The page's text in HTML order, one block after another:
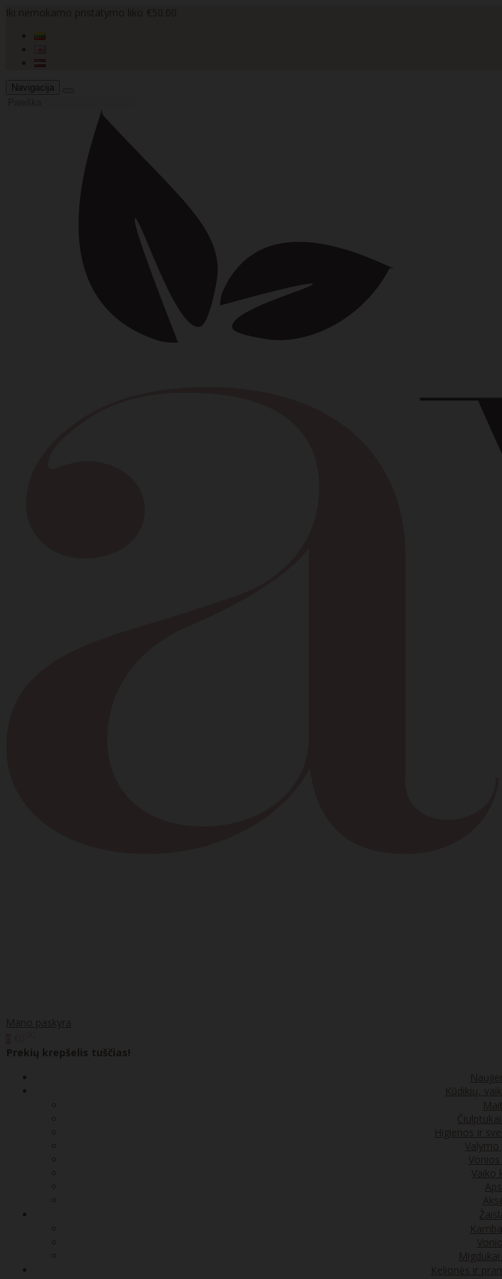
Navigacija
Mano paskyra
Prekių krepšelis tuščias!
Kūdikių,
Higienos ir
Kelionės ir